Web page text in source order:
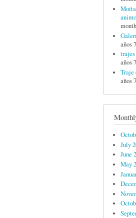
años
años
Traje
años
July
June
May